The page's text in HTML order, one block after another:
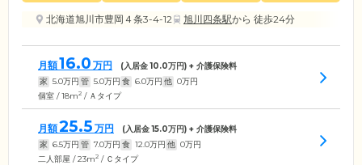
北海道旭川市豊岡４条3-4-12
旭川四条駅から 徒歩24分
月額16.0 万円 (入居金10.0万円) + 介護保険料
家 5.0万円 管 5.0万円 食 6.0万円 他 0万円
個室 / 18m2 / Ａタイプ
月額25.5 万円 (入居金15.0万円) + 介護保険料
家 6.5万円 管 7.0万円 食 12.0万円 他 0万円
二人部屋 / 23m2 / Ｃタイプ